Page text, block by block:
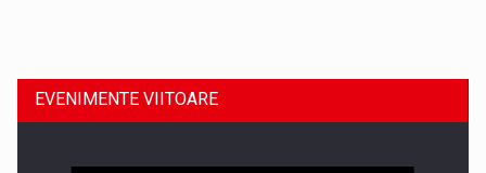
EVENIMENTE VIITOARE